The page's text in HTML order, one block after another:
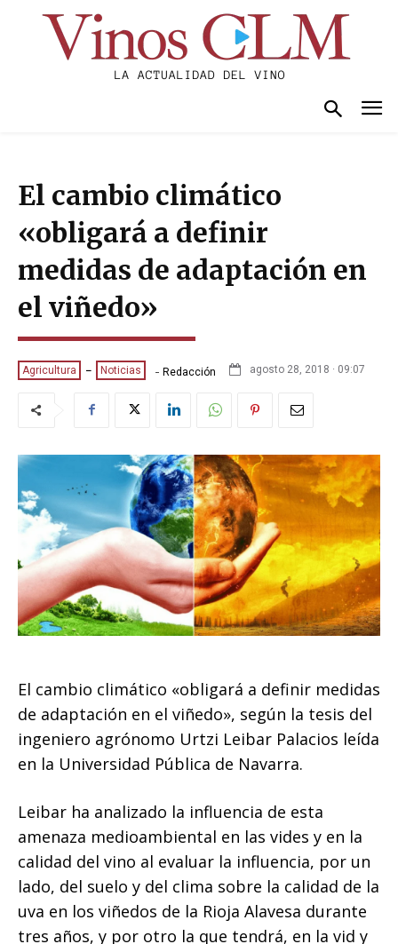
El cambio climático
«obligará a definir
medidas de adaptación en
el viñedo»
Agricultura Noticias - Redacción agosto 28, 2018 · 09:07
El cambio climático «obligará a definir medidas
de adaptación en el viñedo», según la tesis del
ingeniero agrónomo Urtzi Leibar Palacios leída
en la Universidad Pública de Navarra.
Leibar ha analizado la influencia de esta
amenaza medioambiental en las vides y en la
calidad del vino al evaluar la influencia, por un
lado, del suelo y del clima sobre la calidad de la
uva en los viñedos de la Rioja Alavesa durante
tres años, y por otro la que tendrá, en la vid y